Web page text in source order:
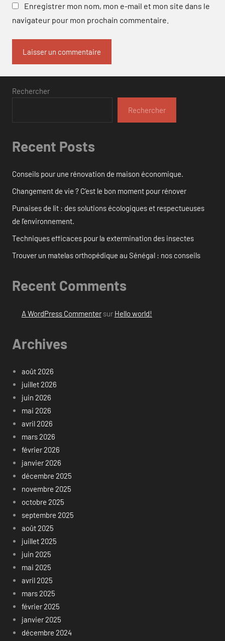
Enregistrer mon nom, mon e-mail et mon site dans le
navigateur pour mon prochain commentaire.
Rechercher
Rechercher
Recent Posts
Conseils pour une rénovation de maison économique.
Changement de vie ? C’est le bon moment pour rénover
Punaises de lit : des solutions écologiques et respectueuses
de l’environnement.
Techniques efficaces pour la extermination des insectes
Trouver un matelas orthopédique au Sénégal : nos conseils
Recent Comments
A WordPress Commentersur Hello world!
Archives
août 2026
juillet 2026
juin 2026
mai 2026
avril 2026
mars 2026
février 2026
janvier 2026
décembre 2025
novembre 2025
octobre 2025
septembre 2025
août 2025
juillet 2025
juin 2025
mai 2025
avril 2025
mars 2025
février 2025
janvier 2025
décembre 2024